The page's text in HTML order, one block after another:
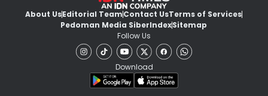
About UsEditorial TeamContact UsTerms of Services
Pedoman Media SiberIndexSitemap
Follow Us
Download